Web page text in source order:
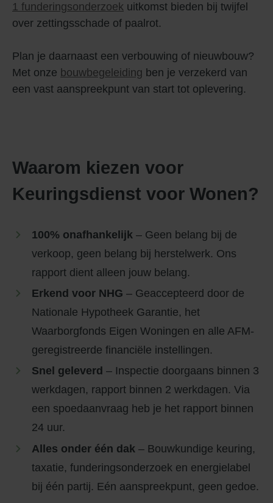
1 funderingsonderzoek uitkomst bieden bij twijfel
over zettingsschade of paalrot.
Plan je daarnaast een verbouwing of nieuwbouw?
Met onze bouwbegeleiding ben je verzekerd van
een vast aanspreekpunt van start tot oplevering.
Waarom kiezen voor
Keuringsdienst voor Wonen?
100% onafhankelijk – Geen belang bij de
verkoop, geen belang bij herstelwerk. Ons
rapport dient alleen jouw belang.
Erkend voor NHG – Geaccepteerd door de
Nationale Hypotheek Garantie, het
Waarborgfonds Eigen Woningen en alle AFM-
geregistreerde financiële instellingen.
Snel geleverd – Inspectie doorgaans binnen 3
werkdagen, rapport binnen 2 werkdagen. Via
een spoedaanvraag heb je het rapport binnen
24 uur.
Alles onder één dak – Bouwkundige keuring,
taxatie, funderingsonderzoek en energielabel
bij één partij. Eén aanspreekpunt, geen gedoe.